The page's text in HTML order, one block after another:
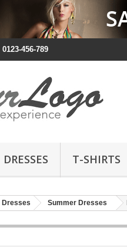
0123-456-789
DRESSES T-SHIRTS
Dresses Summer Dresses